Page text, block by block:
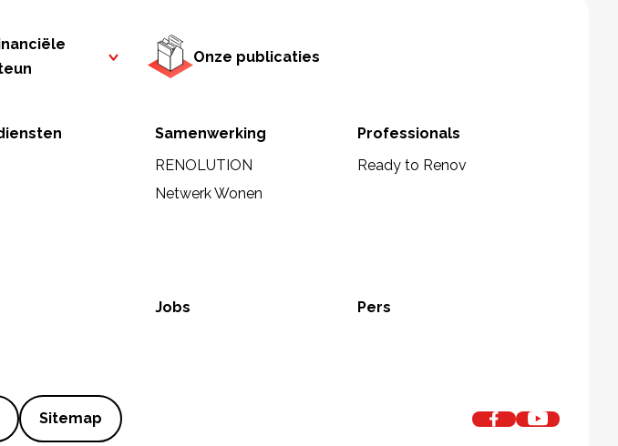
Onze publicaties
Samenwerking
RENOLUTION
Netwerk Wonen
Professionals
Ready to Renov
Jobs Pers
Sitemap